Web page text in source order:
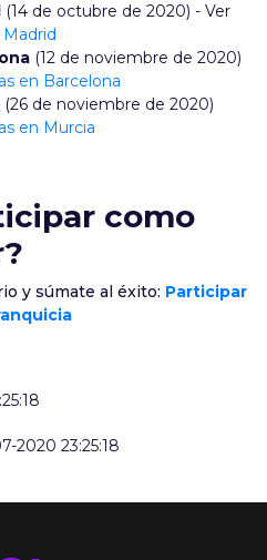
(14 de octubre de 2020) - Ver
(12 de noviembre de 2020)
en Barcelona
(26 de noviembre de 2020)
en Murcia
como
y súmate al éxito: Participar
2020 23:25:18